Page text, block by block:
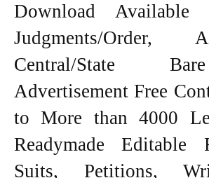
Download
Judgments/Order,
Central/State
Advertisement Free
to More than 4000
Readymade Editable
Suits, Petitions,